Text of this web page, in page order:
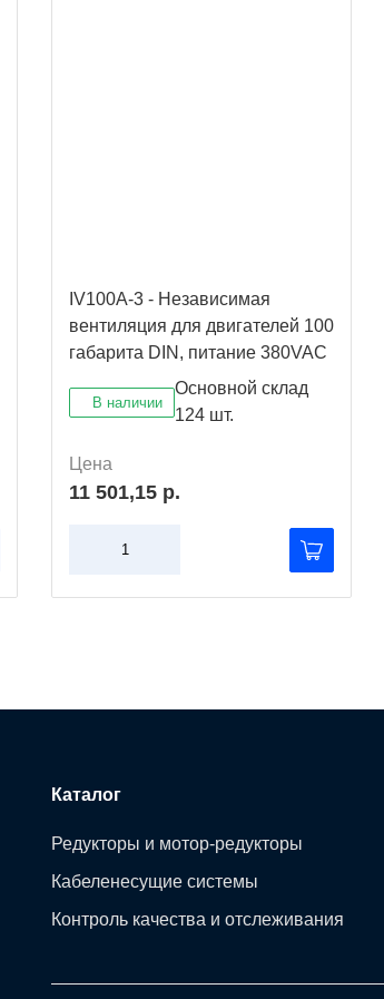
IV100A-3 - Независимая
вентиляция для двигателей 100
габарита DIN, питание 380VAC
В наличии
Основной склад
124 шт.
Цена
11 501,15 р.
Каталог
Редукторы и мотор-редукторы
Кабеленесущие системы
Контроль качества и отслеживания